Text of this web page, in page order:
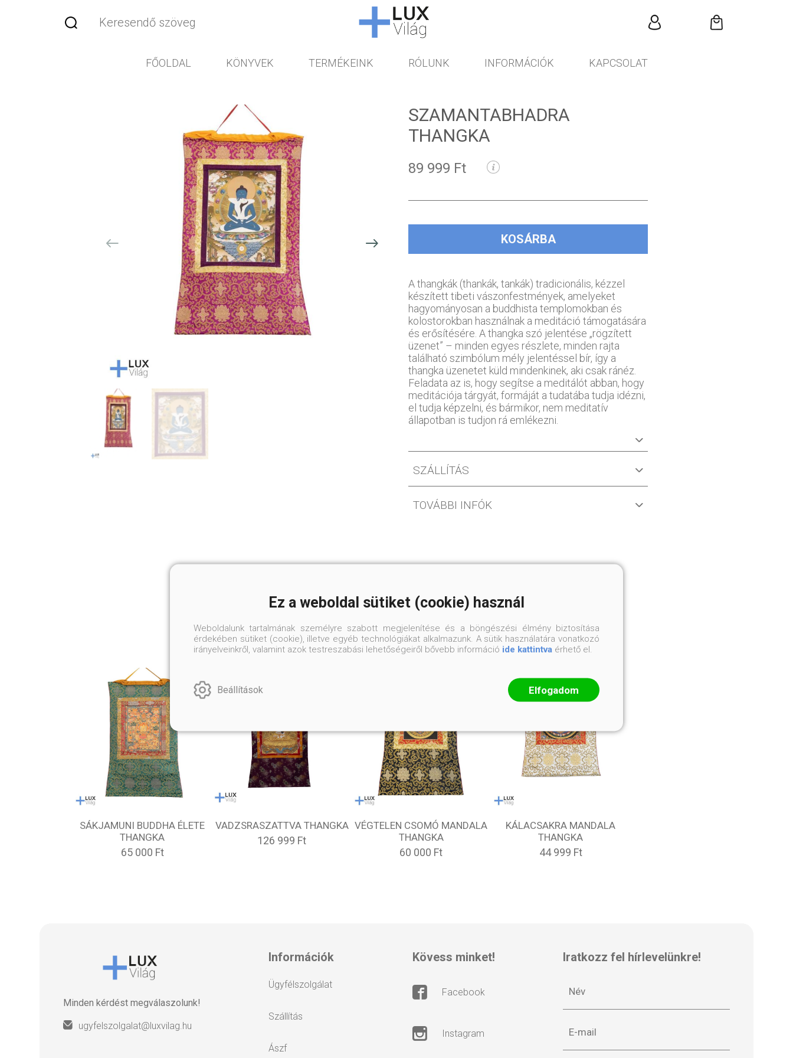
FŐOLDAL KÖNYVEK TERMÉKEINK RÓLUNK INFORMÁCIÓK KAPCSOLAT
SZAMANTABHADRA
THANGKA
89 999 Ft
KOSÁRBA
A thangkák (thankák, tankák) tradicionális, kézzel
készített tibeti vászonfestmények, amelyeket
hagyományosan a buddhista templomokban és
kolostorokban használnak a meditáció támogatására
és erősítésére. A thangka szó jelentése „rögzített
üzenet” – minden egyes részlete, minden rajta
található szimbólum mély jelentéssel bír, így a
thangka üzenetet küld mindenkinek, aki csak ránéz.
Feladata az is, hogy segítse a meditálót abban, hogy
meditációja tárgyát, formáját a tudatába tudja idézni,
el tudja képzelni, és bármikor, nem meditatív
állapotban is tudjon rá emlékezni.
SZÁLLÍTÁS
TOVÁBBI INFÓK
SÁKJAMUNI BUDDHA ÉLETE
THANGKA
65 000 Ft
VADZSRASZATTVA THANGKA
126 999 Ft
VÉGTELEN CSOMÓ MANDALA
THANGKA
60 000 Ft
KÁLACSAKRA MANDALA
THANGKA
44 999 Ft
Minden kérdést megválaszolunk!
ugyfelszolgalat@luxvilag.hu
információk
ügyfélszolgálat
szállítás
ászf
kövess minket!
facebook
instagram
Iratkozz fel hírlevelünkre!
Ez a weboldal sütiket (cookie) használ
Weboldalunk tartalmának személyre szabott megjelenítése és a böngészési élmény biztosítása
érdekében sütiket (cookie), illetve egyéb technológiákat alkalmazunk. A sütik használatára vonatkozó
irányelveinkről, valamint azok testreszabási lehetőségeiről bővebb információ ide kattintva érhető el.
Beállítások Elfogadom